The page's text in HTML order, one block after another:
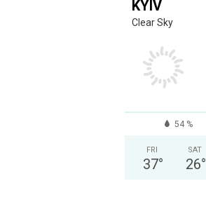
KYIV
Clear Sky
54 %
FRI
37°
SAT
26°